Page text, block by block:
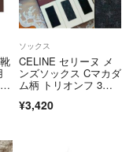
ソックス
CELINE セリーヌ メ
ンズソックス Cマカダ
ム柄 トリオンフ 3
¥3,420